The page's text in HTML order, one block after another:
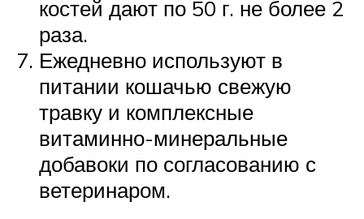
костей дают по 50 г. не более 2
раза.
Ежедневно используют в
питании кошачью свежую
травку и комплексные
витаминно-минеральные
добавоки по согласованию с
ветеринаром.